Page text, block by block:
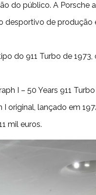
do público. A
desportivo de
do 911 Turbo de
I – 50 Years 911
original, lançado em
mil euros.